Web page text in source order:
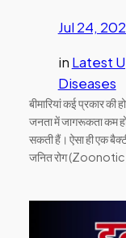
Jul 24,
in Latest
Diseases
बीमारियां कई प्रकार
जनता में जागरूकता कम
सकती हैं। ऐसा ही एक
जनित रोग (Zoonotic